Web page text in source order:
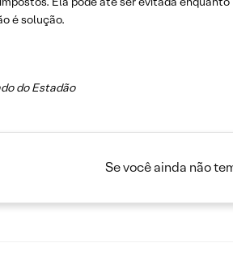
é solução.
do Estadão
Se você ainda não